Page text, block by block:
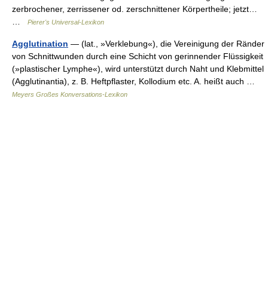
zerbrochener, zerrissener od. zerschnittener Körpertheile; jetzt…
Pierer's Universal-Lexikon
Agglutination — (lat., »Verklebung«), die Vereinigung der Ränder
von Schnittwunden durch eine Schicht von gerinnender Flüssigkeit
(»plastischer Lymphe«), wird unterstützt durch Naht und Klebmittel
(Agglutinantia), z. B. Heftpflaster, Kollodium etc. A. heißt auch …
Meyers Großes Konversations-Lexikon